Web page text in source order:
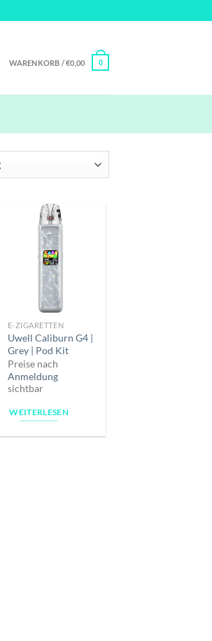
WARENKORB /€0,00 0
E-ZIGARETTEN
Uwell Caliburn G4 |
Grey | Pod Kit
Preise nach
Anmeldung
sichtbar
WEITERLESEN